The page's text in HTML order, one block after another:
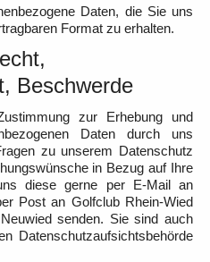
Daten, die Sie uns
Format zu erhalten.
Beschwerde
zur Erhebung und
Daten durch uns
zu unserem Datenschutz
in Bezug auf Ihre
diese gerne per E-Mail an
Post an Golfclub Rhein-Wied
senden. Sie sind auch
Datenschutzaufsichtsbehörde